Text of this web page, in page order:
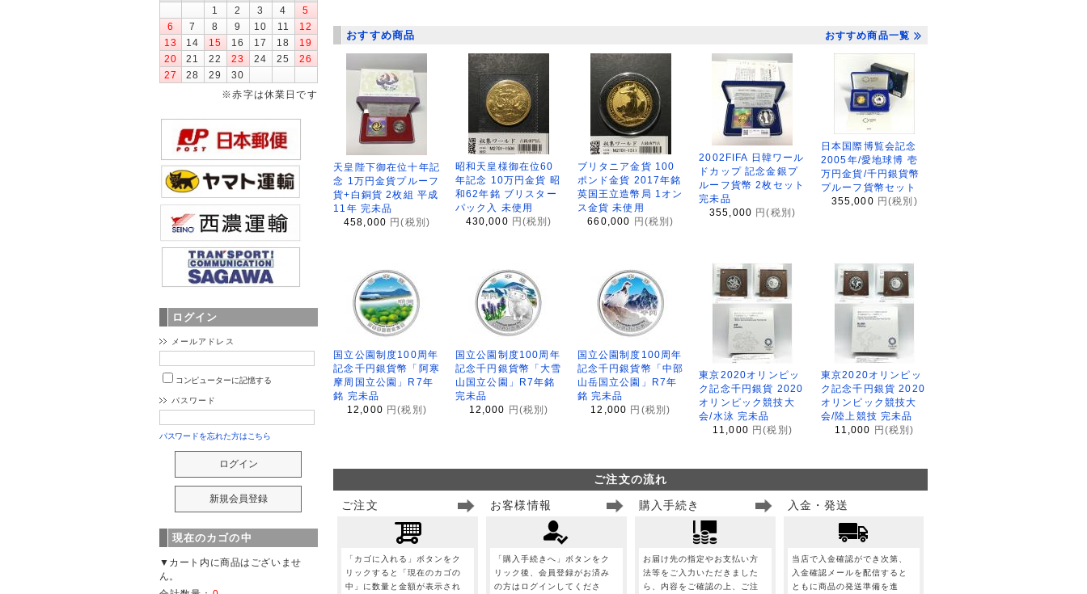
おすすめ商品 おすすめ商品一覧
天皇陛下御在位十年記
念 1万円金貨プルーフ
貨+白銅貨 2枚組 平成
11年 完未品
458,000 円(税別)
昭和天皇様御在位60
年記念 10万円金貨 昭
和62年銘 ブリスター
パック入 未使用
430,000 円(税別)
ブリタニア金貨 100
ポンド金貨 2017年銘
英国王立造幣局 1オン
ス金貨 未使用
660,000 円(税別)
2002FIFA 日韓ワール
ドカップ 記念金銀プ
ルーフ貨幣 2枚セット
完未品
355,000 円(税別)
日本国際博覧会記念
2005年/愛地球博 壱
万円金貨/千円銀貨幣
プルーフ貨幣セット
355,000 円(税別)
国立公園制度100周年
記念千円銀貨幣「阿寒
摩周国立公園」R7年
銘 完未品
12,000 円(税別)
国立公園制度100周年
記念千円銀貨幣「大雪
山国立公園」R7年銘
完未品
12,000
円(税別)
国立公園制度100周年
記念千円銀貨幣「中部
山岳国立公園」R7年
銘 完未品
12,000 円(税別)
東京2020オリンピッ
ク記念千円銀貨 2020
オリンピック競技大
会/水泳 完未品
11,000 円(税別)
東京2020オリンピッ
ク記念千円銀貨 2020
オリンピック競技大
会/陸上競技 完未品
11,000
円(税別)
ご注文の流れ
ご注文
「カゴに入れる」ボタンをク
リックすると「現在のカゴの
中」に数量と金額が表示され
お客様情報
「購入手続きへ」ボタンをク
リック後、会員登録がお済み
の方はログインしてくださ
購入手続き
お届け先の指定やお支払い方
法等をご入力いただきました
ら、内容をご確認の上、ご注
入金・発送
当店で入金確認ができ次第、
入金確認メールを配信すると
ともに商品の発送準備を進
1
2 3 4
5
6
7 8 9 10 11
12
13
14 15 16 17 18
19
20
21 22 23 24 25
26
27
28 29
30
※赤字は休業日です
ログイン
メールアドレス
コンピューターに記憶する
パスワード
パスワードを忘れた方はこちら
現在のカゴの中
▼カート内に商品はございませ
ん。